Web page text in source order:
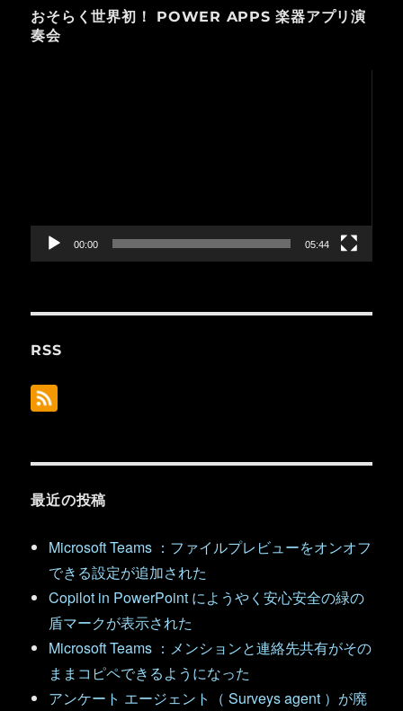
おそらく世界初！ POWER APPS 楽器アプリ演
奏会
ー
00:00 05:44
RSS
最近の投稿
Microsoft Teams ：ファイルプレビューをオンオフ
できる設定が追加された
Copilot in PowerPoint にようやく安心安全の緑の
盾マークが表示された
Microsoft Teams ：メンションと連絡先共有がその
ままコピペできるようになった
アンケート エージェント（ Surveys agent ）が廃